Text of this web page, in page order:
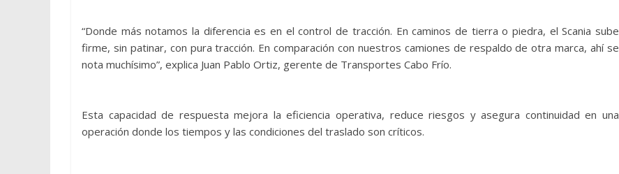
“Donde más notamos la diferencia es en el control de tracción. En caminos de tierra o piedra, el Scania sube
firme, sin patinar, con pura tracción. En comparación con nuestros camiones de respaldo de otra marca, ahí se
nota muchísimo”, explica Juan Pablo Ortiz, gerente de Transportes Cabo Frío.
Esta capacidad de respuesta mejora la eficiencia operativa, reduce riesgos y asegura continuidad en una
operación donde los tiempos y las condiciones del traslado son críticos.